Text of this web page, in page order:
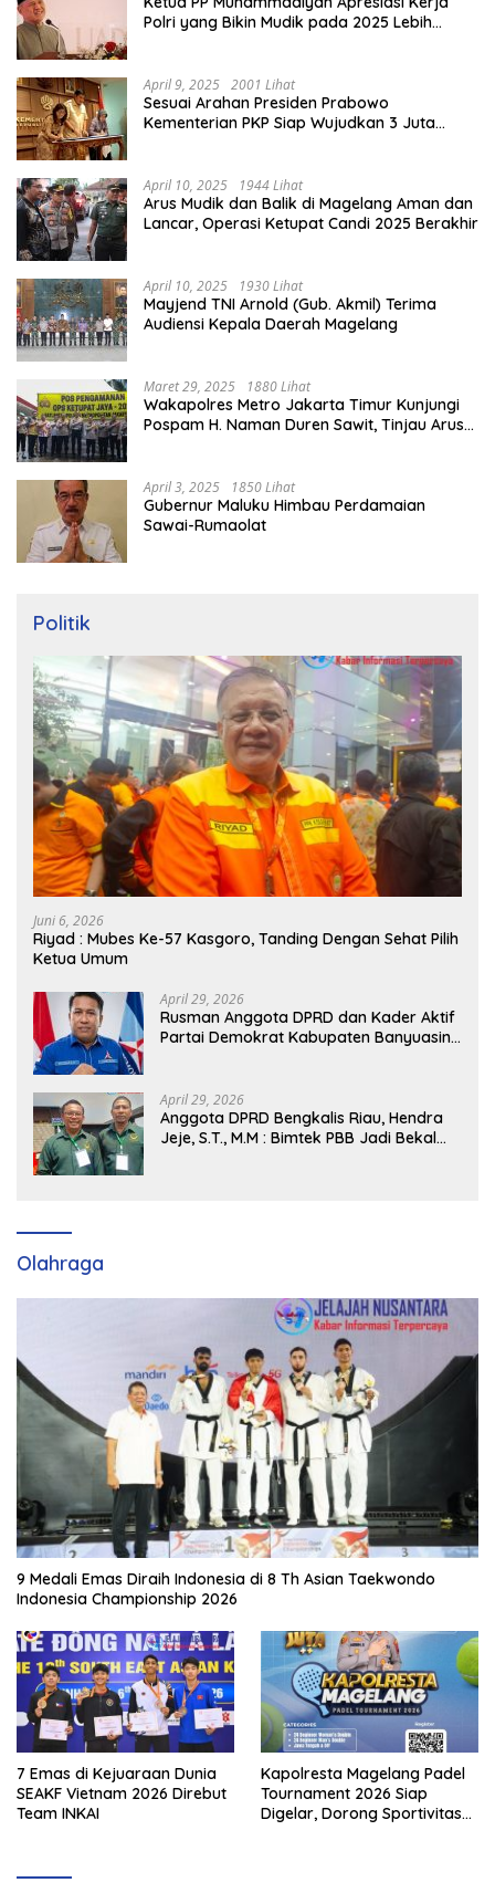
Polri yang Bikin Mudik pada 2025 Lebih
April 9, 2025 2001 Lihat
Sesuai Arahan Presiden Prabowo
Kementerian PKP Siap Wujudkan 3 Juta
April 10, 2025 1944 Lihat
Arus Mudik dan Balik di Magelang Aman dan
Lancar, Operasi Ketupat Candi 2025 Berakhir
April 10, 2025 1930 Lihat
Mayjend TNI Arnold (Gub. Akmil) Terima
Audiensi Kepala Daerah Magelang
Maret 29, 2025 1880 Lihat
Wakapolres Metro Jakarta Timur Kunjungi
Pospam H. Naman Duren Sawit, Tinjau Arus
April 3, 2025 1850 Lihat
Gubernur Maluku Himbau Perdamaian
Sawai-Rumaolat
Politik
Juni 6, 2026
Riyad : Mubes Ke-57 Kasgoro, Tanding Dengan Sehat Pilih
Ketua Umum
April 29, 2026
Rusman Anggota DPRD dan Kader Aktif
Partai Demokrat Kabupaten Banyuasin
April 29, 2026
Anggota DPRD Bengkalis Riau, Hendra
Jeje, S.T., M.M : Bimtek PBB Jadi Bekal
Olahraga
9 Medali Emas Diraih Indonesia di 8 Th Asian Taekwondo
Indonesia Championship 2026
7 Emas di Kejuaraan Dunia
SEAKF Vietnam 2026 Direbut
Team INKAI
Kapolresta Magelang Padel
Tournament 2026 Siap
Digelar, Dorong Sportivitas